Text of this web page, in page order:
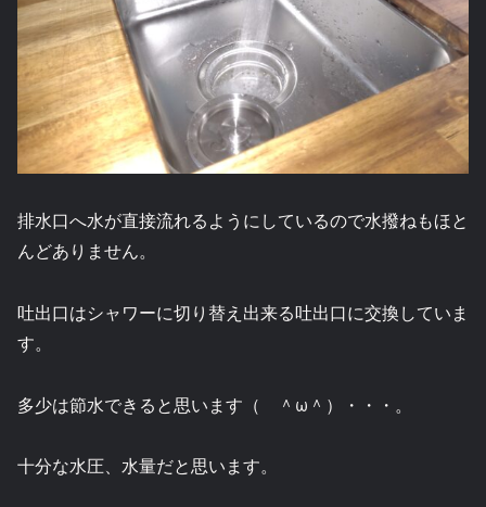
排水口へ水が直接流れるようにしているので水撥ねもほと
んどありません。
吐出口はシャワーに切り替え出来る吐出口に交換していま
す。
多少は節水できると思います（ ＾ω＾）・・・。
十分な水圧、水量だと思います。